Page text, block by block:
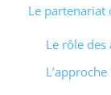
Le partenariat
Le rôle